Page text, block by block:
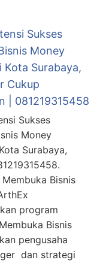
Sukses
Money
Kota Surabaya,
Cukup
| 081219315458
Sukses
Money
Surabaya,
Bisnis
program
Bisnis
pengusaha
dan strategi